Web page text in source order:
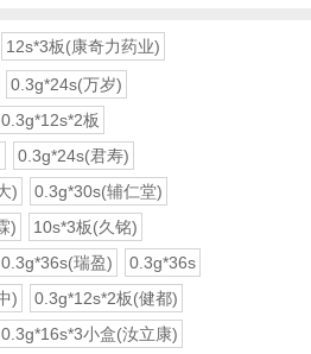
12s*3板(康奇力药业)
0.3g*24s(万岁)
0.3g*12s*2板
0.3g*24s(君寿)
)
0.3g*30s(辅仁堂)
)
10s*3板(久铭)
0.3g*36s(瑞盈)
0.3g*36s
)
0.3g*12s*2板(健都)
0.3g*16s*3小盒(汝立康)